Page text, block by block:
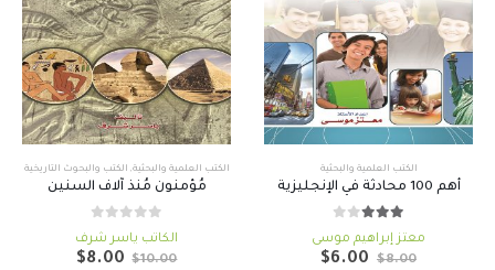
الكتب العلمية والبحثية
أهم 100 محادثة في الإنجليزية
3.00
معتز إبراهيم موسى
$8.00
السعر
$6.00 السعر
الكتب العلمية والبحثية, الكتب والبحوث التاريخية
مُؤمنون مُنذ آلاف السنين
0
الكاتب ياسر شرف
$10.00
السعر
$8.00